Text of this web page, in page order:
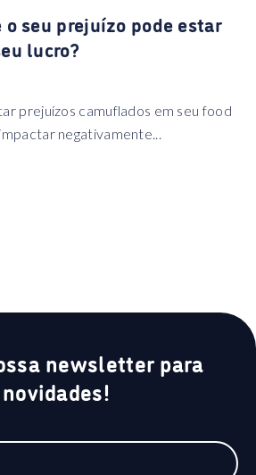
o seu prejuízo pode estar
lucro?
prejuízos camuflados em seu food
negativamente...
newsletter para
novidades!